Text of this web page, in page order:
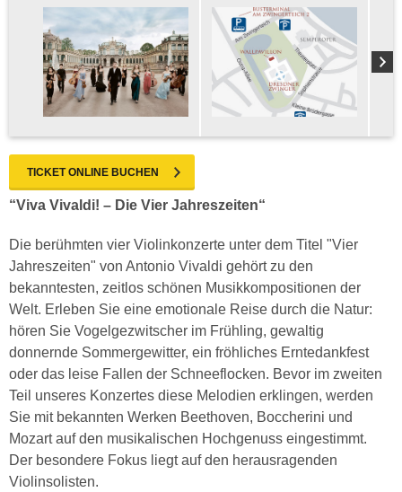
TICKET ONLINE BUCHEN
“Viva Vivaldi! – Die Vier Jahreszeiten“
Die berühmten vier Violinkonzerte unter dem Titel "Vier
Jahreszeiten" von Antonio Vivaldi gehört zu den
bekanntesten, zeitlos schönen Musikkompositionen der
Welt. Erleben Sie eine emotionale Reise durch die Natur:
hören Sie Vogelgezwitscher im Frühling, gewaltig
donnernde Sommergewitter, ein fröhliches Erntedankfest
oder das leise Fallen der Schneeflocken. Bevor im zweiten
Teil unseres Konzertes diese Melodien erklingen, werden
Sie mit bekannten Werken Beethoven, Boccherini und
Mozart auf den musikalischen Hochgenuss eingestimmt.
Der besondere Fokus liegt auf den herausragenden
Violinsolisten.